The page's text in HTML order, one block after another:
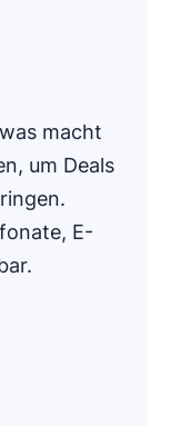
macht
um Deals
E-